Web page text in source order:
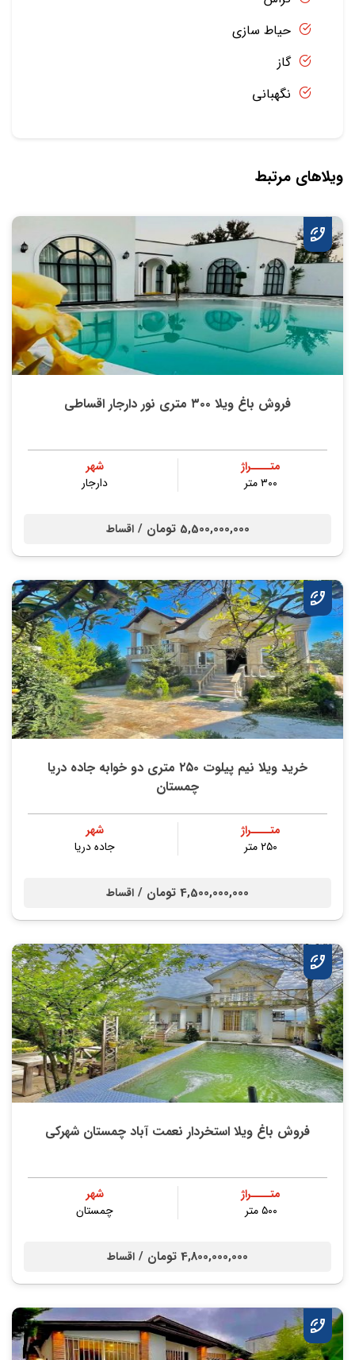
حیاط سازی
گاز
نگهبانی
ویلاهای مرتبط
فروش باغ ویلا ۳۰۰ متری نور دارجار اقساطی
متــــراژ
۳۰۰ متر
شهر
دارجار
5,500,000,000 تومان / اقساط
خرید ویلا نیم پیلوت ۲۵۰ متری دو خوابه جاده دریا
چمستان
متــــراژ
۲۵۰ متر
شهر
جاده دریا
4,500,000,000 تومان / اقساط
فروش باغ ویلا استخردار نعمت آباد چمستان شهرکی
متــــراژ
۵۰۰ متر
شهر
چمستان
4,800,000,000 تومان / اقساط